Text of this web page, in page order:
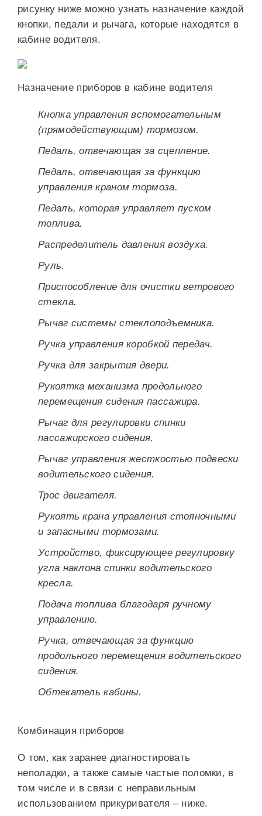
рисунку ниже можно узнать назначение каждой
кнопки, педали и рычага, которые находятся в
кабине водителя.
Назначение приборов в кабине водителя
Кнопка управления вспомогательным
(прямодействующим) тормозом.
Педаль, отвечающая за сцепление.
Педаль, отвечающая за функцию
управления краном тормоза.
Педаль, которая управляет пуском
топлива.
Распределитель давления воздуха.
Руль.
Приспособление для очистки ветрового
стекла.
Рычаг системы стеклоподъемника.
Ручка управления коробкой передач.
Ручка для закрытия двери.
Рукоятка механизма продольного
перемещения сидения пассажира.
Рычаг для регулировки спинки
пассажирского сидения.
Рычаг управления жесткостью подвески
водительского сидения.
Трос двигателя.
Рукоять крана управления стояночными
и запасными тормозами.
Устройство, фиксирующее регулировку
угла наклона спинки водительского
кресла.
Подача топлива благодаря ручному
управлению.
Ручка, отвечающая за функцию
продольного перемещения водительского
сидения.
Обтекатель кабины.
Комбинация приборов
О том, как заранее диагностировать
неполадки, а также самые частые поломки, в
том числе и в связи с неправильным
использованием прикуривателя – ниже.